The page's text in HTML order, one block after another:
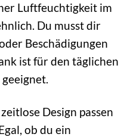
Luftfeuchtigkeit im
Du musst dir
Beschädigungen
ist für den täglichen
Design passen
ob du ein